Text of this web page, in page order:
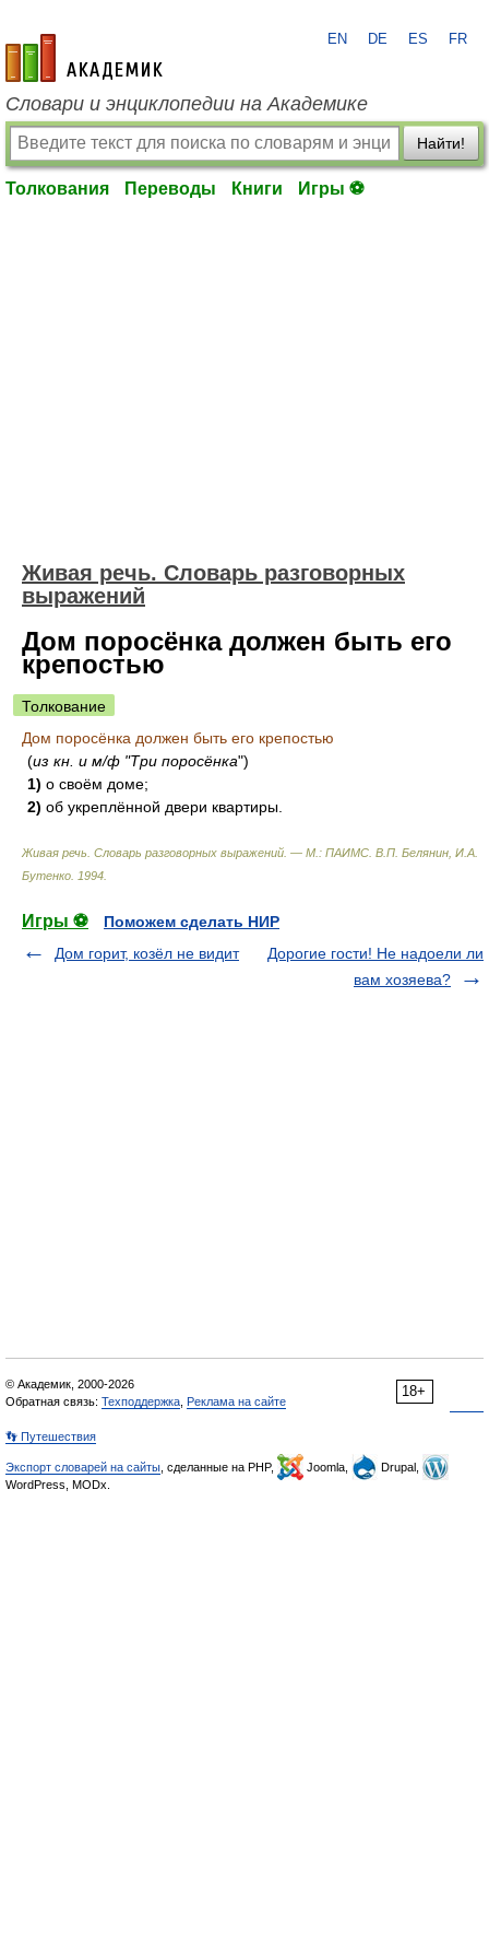
academic.ru
EN DE ES FR
Словари и энциклопедии на Академике
Найти!
Толкования Переводы Книги Игры ⚽
Живая речь. Словарь разговорных
выражений
Дом поросёнка должен быть его
крепостью
Толкование
Дом поросёнка должен быть его крепостью
(из кн. и м/ф "Три поросёнка")
1) о своём доме;
2) об укреплённой двери квартиры.
Живая речь. Словарь разговорных выражений. — М.: ПАИМС В.П. Белянин, И.А.
Бутенко 1994
Игры ⚽
Поможем сделать НИР
Дом горит, козёл не видит
Дорогие гости! Не надоели ли
вам хозяева?
18+
© Академик, 2000-2026
Обратная связь: Техподдержка Реклама на сайте
👣 Путешествия
Экспорт словарей на сайты , сделанные на PHP, Joomla,
Drupal,
WordPress, MODx.